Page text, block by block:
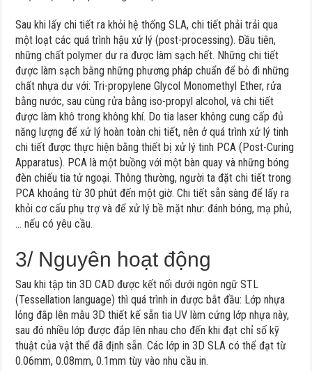
Sau khi lấy chi tiết ra khỏi hệ thống SLA, chi tiết phải trải qua
một loạt các quá trình hậu xử lý (post-processing). Đầu tiên,
những chất polymer dư ra được làm sạch hết. Những chi tiết
được làm sạch bằng những phương pháp chuẩn để bỏ đi những
chất nhựa dư với: Tri-propylene Glycol Monomethyl Ether, rửa
bằng nước, sau cùng rửa bằng iso-propyl alcohol, và chi tiết
được làm khô trong không khí. Do tia laser không cung cấp đủ
năng lượng để xử lý hoàn toàn chi tiết, nên ở quá trình xử lý tinh
chi tiết được thực hiện bằng thiết bị xử lý tinh PCA (Post-Curing
Apparatus). PCA là một buồng với một bàn quay và những bóng
đèn chiếu tia tử ngoại. Thông thường, người ta đặt chi tiết trong
PCA khoảng từ 30 phút đến một giờ. Chi tiết sẵn sàng để lấy ra
khỏi cơ cấu phụ trợ và để xử lý bề mặt như: đánh bóng, mạ phủ,
… nếu có yêu cầu.
3/ Nguyên hoạt động
Sau khi tập tin 3D CAD được kết nối dưới ngôn ngữ STL
(Tessellation language) thì quá trình in được bắt đầu: Lớp nhựa
lỏng đắp lên mẫu 3D thiết kế sẵn tia UV làm cứng lớp nhựa này,
sau đó nhiều lớp được đắp lên nhau cho đến khi đạt chỉ số kỹ
thuật của vật thể đã định sẵn. Các lớp in 3D SLA có thể đạt từ
0.06mm, 0.08mm, 0.1mm tùy vào nhu cầu in.